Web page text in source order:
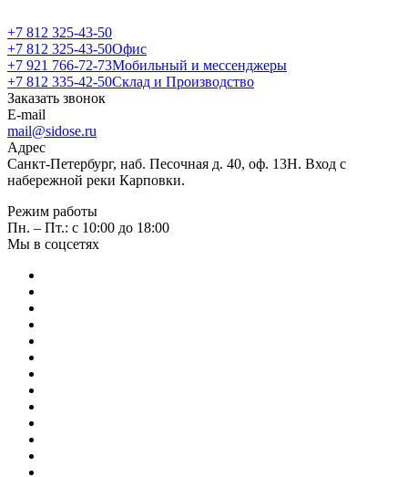
+7 812 325-43-50
+7 812 325-43-50Офис
+7 921 766-72-73Мобильный и мессенджеры
+7 812 335-42-50Склад и Производство
Заказать звонок
E-mail
mail@sidose.ru
Адрес
Санкт-Петербург, наб. Песочная д. 40, оф. 13Н. Вход с
набережной реки Карповки.
Режим работы
Пн. – Пт.: с 10:00 до 18:00
Мы в соцсетях